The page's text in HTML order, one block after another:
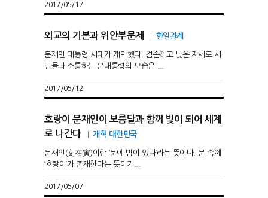
2017/05/17
외교의 기본과 위안부문제 한일관계
문재인 대통령 시대가 개막했다. 겸손하고 낮은 자세로 시
민들과 소통하는 문대통령의 모습은 ...
2017/05/12
호랑이 문재인이 보름달과 함께 빛이 되어 세계
로 나간다
|개혁 대한민국
문재인(文在寅)이란 ‘문에 범이 있다’라는 뜻이다. 문 속에
‘호랑이’가 존재한다는 뜻이기...
2017/05/07